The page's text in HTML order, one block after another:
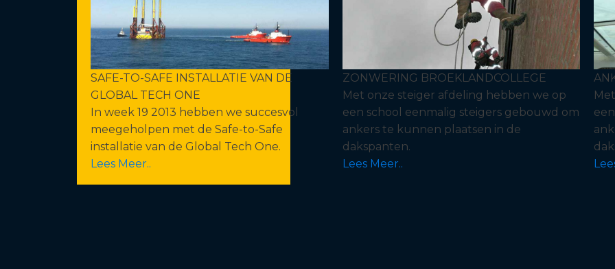
SAFE-TO-SAFE INSTALLATIE VAN DE
GLOBAL TECH ONE
In week 19 2013 hebben we succesvol
meegeholpen met de Safe-to-Safe
installatie van de Global Tech One.
Lees Meer..
ZONWERING BROEKLANDCOLLEGE
Met onze steiger afdeling hebben we op
een school eenmalig steigers gebouwd om
ankers te kunnen plaatsen in de
dakspanten.
Lees Meer..